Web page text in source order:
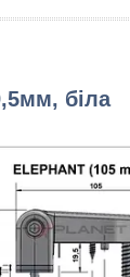
біла